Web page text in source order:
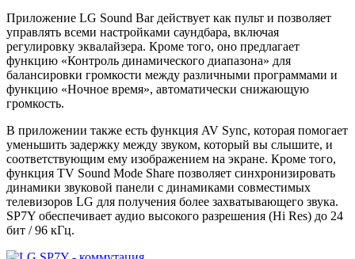
Приложение LG Sound Bar действует как пульт и позволяет
управлять всеми настройками саундбара, включая
регулировку эквалайзера. Кроме того, оно предлагает
функцию «Контроль динамического диапазона» для
балансировки громкости между различными программами и
функцию «Ночное время», автоматически снижающую
громкость.
В приложении также есть функция AV Sync, которая помогает
уменьшить задержку между звуком, который вы слышите, и
соответствующим ему изображением на экране. Кроме того,
функция TV Sound Mode Share позволяет синхронизировать
динамики звуковой панели с динамиками совместимых
телевизоров LG для получения более захватывающего звука.
SP7Y обеспечивает аудио высокого разрешения (Hi Res) до 24
бит / 96 кГц.